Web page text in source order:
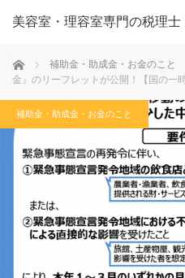
美容室・理容室専門の税理士
ホーム 補助金・助成金・お金のこと
金』のリーフレットが公開！【国の一
補助金・助成金・お金のこと